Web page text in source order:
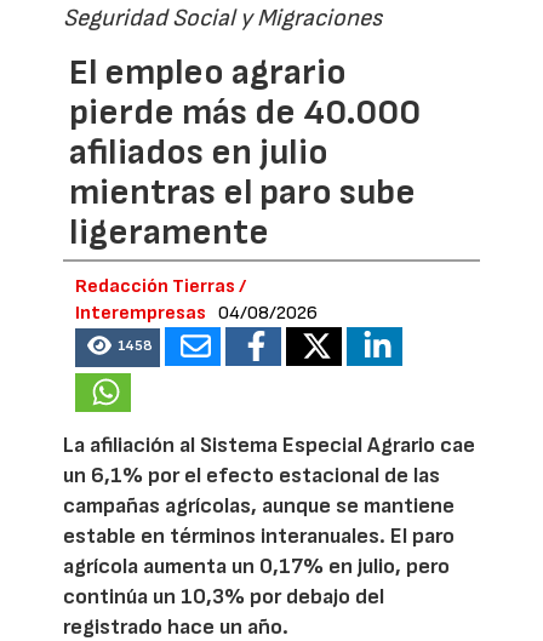
Seguridad Social y Migraciones
El empleo agrario
pierde más de 40.000
afiliados en julio
mientras el paro sube
ligeramente
Redacción Tierras /
Interempresas
04/08/2026
1458
La afiliación al Sistema Especial Agrario cae
un 6,1% por el efecto estacional de las
campañas agrícolas, aunque se mantiene
estable en términos interanuales. El paro
agrícola aumenta un 0,17% en julio, pero
continúa un 10,3% por debajo del
registrado hace un año.